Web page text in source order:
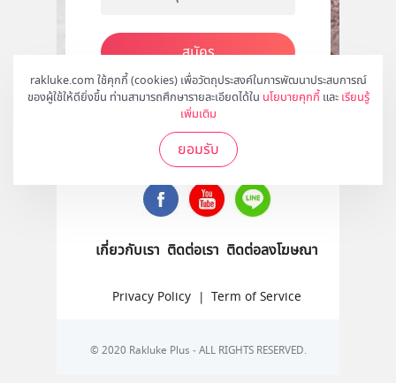
rakluke.com ใช้คุกกี้ (cookies) เพื่อวัตถุประสงค์ในการพัฒนาประสบการณ์
ของผู้ใช้ให้ดียิ่งขึ้น ท่านสามารถศึกษารายละเอียดได้ใน นโยบายคุกกี้ และ เรียนรู้
เพิ่มเติม
ยอมรับ
สมัคร
ติดตามเราได้ที่
เกี่ยวกับเรา ติดต่อเรา ติดต่อลงโฆษณา
Privacy Policy | Term of Service
© 2020 Rakluke Plus - ALL RIGHTS RESERVED.